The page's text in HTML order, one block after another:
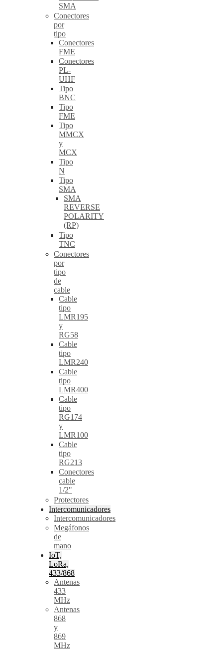
SMA
Conectores
por
tipo
Conectores
FME
Conectores
PL-
UHF
Tipo
BNC
Tipo
FME
Tipo
MMCX
y
MCX
Tipo
N
Tipo
SMA
SMA
REVERSE
POLARITY
(RP)
Tipo
TNC
Conectores
por
tipo
de
cable
Cable
tipo
LMR195
y
RG58
Cable
tipo
LMR240
Cable
tipo
LMR400
Cable
tipo
RG174
y
LMR100
Cable
tipo
RG213
Conectores
cable
1/2"
Protectores
Intercomunicadores
Intercomunicadores
Megáfonos
de
mano
IoT,
LoRa,
433/868
Antenas
433
MHz
Antenas
868
y
869
MHz